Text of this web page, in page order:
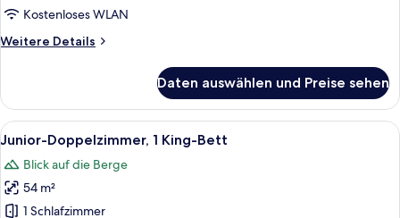
Kostenloses WLAN
Weitere Details
Weitere
Zimmer
(Thermal)
Daten auswählen und Preise sehen
Alle
Fotos
für
Junior-
Doppelzimmer,
Ein Hotelzimmer mit Holzboden,
16
Junior-Doppelzimmer, 1 King-Bett
Blick auf die Berge
54 m²
1 Schlafzimmer